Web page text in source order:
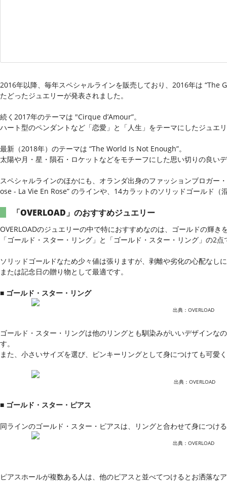
2016年以降、毎年スペシャルラインを販売しており、2016年は “The
たどったジュエリーが発表されました。
続く2017年のテーマは "Cirque d’Amour”。
ハート型のペンダントなど「恋愛」と「人生」をテーマにしたジュエ
最新（2018年）のテーマは “The World Is Not Enough”。
太陽や月・星・隕石・ロケットなどをモチーフにした思い切りの良い
スペシャルラインのほかにも、オランダ出身のファッションブロガー
ose - La Vie En Rose” のラインや、14カラットのソリッドゴールド
「OVERLOAD」のおすすめジュエリー
OVERLOADのジュエリーの中で特におすすめなのは、ゴールドの輝
「ゴールド・スター・リング」と「ゴールド・スター・リング」の2点
ソリッドゴールドなため少々値は張りますが、剥離や劣化の心配なし
または記念日の贈り物として最適です。
■ ゴールド・スター・リング
出典：OVERLOAD
ゴールド・スター・リングは他のリングとも馴染みがいいデザインな
す。
また、小さいサイズを選び、ピンキーリングとして身につけても可愛
出典：OVERLOAD
■ ゴールド・スター・ピアス
同ラインのゴールド・スター・ピアスは、リングと合わせて身につけ
出典：OVERLOAD
ピアスホールが複数ある人は、他のピアスと並べてつけるとお洒落な